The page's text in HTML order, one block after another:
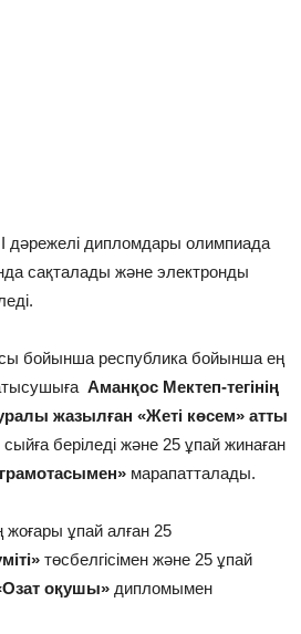
дәрежелі дипломдары олимпиада
сақталады және электронды
бойынша республика бойынша ең
Аманқос Мектеп-тегінің
жазылған «Жеті көсем» атты
сыйға беріледі және 25 ұпай жинаған
марапатталады.
ұпай алған 25
төсбелгісімен және 25 ұпай
оқушы» дипломымен